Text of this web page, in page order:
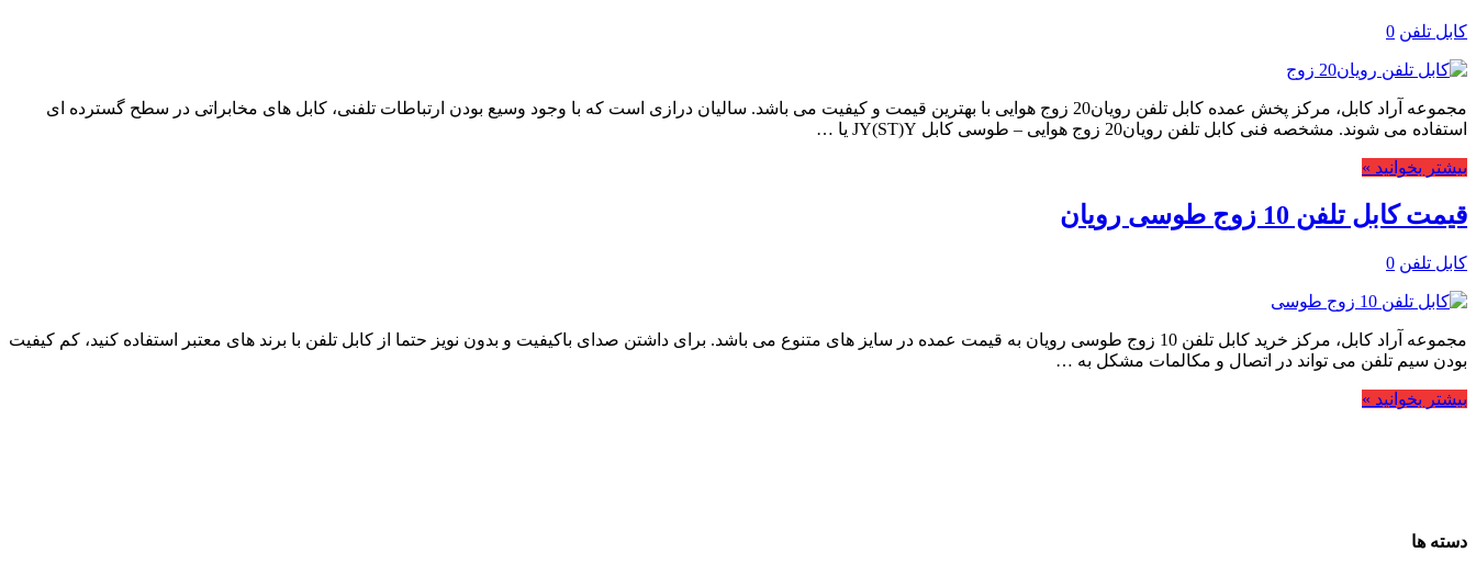
کابل تلفن 0
مجموعه آراد کابل، مرکز پخش عمده کابل تلفن رویان20 زوج هوایی با بهترین قیمت و کیفیت می باشد. سالیان درازی است که با وجود وسیع بودن ارتباطات تلفنی، کابل های مخابراتی در سطح گسترده ای
استفاده می شوند. مشخصه فنی کابل تلفن رویان20 زوج هوایی – طوسی کابل JY(ST)Y یا …
بیشتر بخوانید »
قیمت کابل تلفن 10 زوج طوسی رویان
کابل تلفن 0
مجموعه آراد کابل، مرکز خرید کابل تلفن 10 زوج طوسی رویان به قیمت عمده در سایز های متنوع می باشد. برای داشتن صدای باکیفیت و بدون نویز حتما از کابل تلفن با برند های معتبر استفاده کنید، کم کیفیت
بودن سیم تلفن می تواند در اتصال و مکالمات مشکل به …
بیشتر بخوانید »
دسته ها